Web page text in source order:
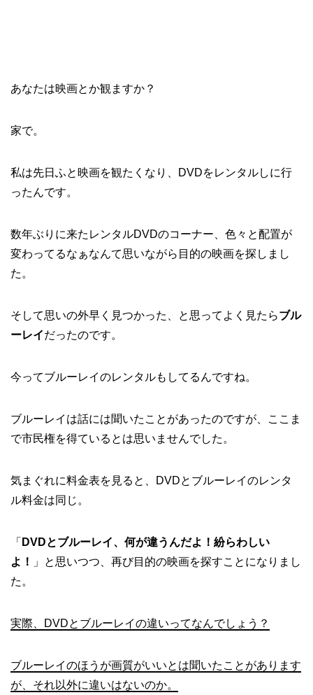
あなたは映画とか観ますか？
家で。
私は先日ふと映画を観たくなり、DVDをレンタルしに行
ったんです。
数年ぶりに来たレンタルDVDのコーナー、色々と配置が
変わってるなぁなんて思いながら目的の映画を探しまし
た。
そして思いの外早く見つかった、と思ってよく見たらブル
ーレイだったのです。
今ってブルーレイのレンタルもしてるんですね。
ブルーレイは話には聞いたことがあったのですが、ここま
で市民権を得ているとは思いませんでした。
気まぐれに料金表を見ると、DVDとブルーレイのレンタ
ル料金は同じ。
「 DVDとブルーレイ、何が違うんだよ！紛らわしい
よ！
」と思いつつ、再び目的の映画を探すことになりまし
た。
実際、DVDとブルーレイの違いってなんでしょう？
ブルーレイのほうが画質がいいとは聞いたことがあります
が、それ以外に違いはないのか。